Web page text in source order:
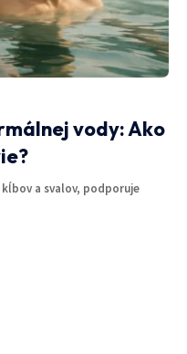
vody: Ako
a svalov, podporuje